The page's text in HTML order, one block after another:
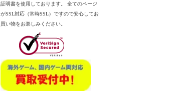
証明書を使用しております。 全てのページ
がSSL対応（常時SSL）ですので安心してお
買い物をお楽しみください。